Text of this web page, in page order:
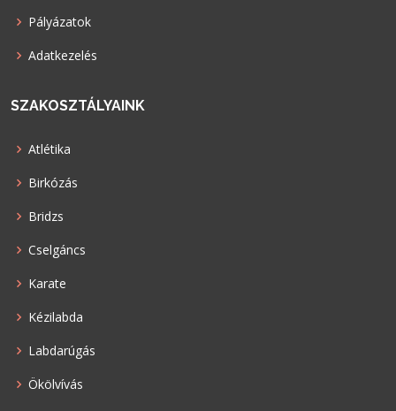
Pályázatok
Adatkezelés
SZAKOSZTÁLYAINK
Atlétika
Birkózás
Bridzs
Cselgáncs
Karate
Kézilabda
Labdarúgás
Ökölvívás